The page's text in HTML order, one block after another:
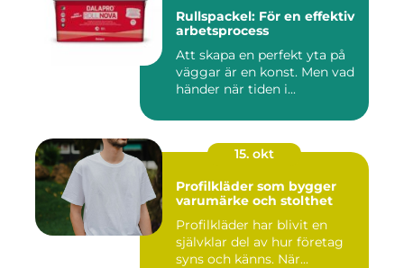
Rullspackel: För en effektiv
arbetsprocess
Att skapa en perfekt yta på
väggar är en konst. Men vad
händer när tiden i...
15. okt
Profilkläder som bygger
varumärke och stolthet
Profilkläder har blivit en
självklar del av hur företag
syns och känns. När...